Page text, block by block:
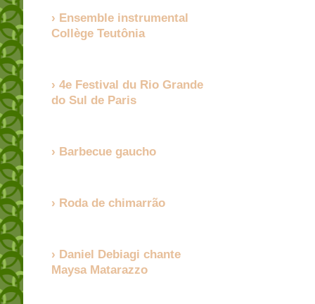
Ensemble instrumental
Collège Teutônia
4e Festival du Rio Grande
do Sul de Paris
Barbecue gaucho
Roda de chimarrão
Daniel Debiagi chante
Maysa Matarazzo